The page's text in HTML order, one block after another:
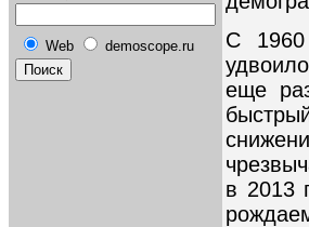
Web demoscope.ru
С 1960
еще
в 2013